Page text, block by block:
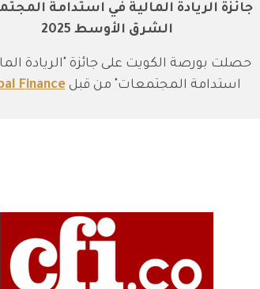
جائزة الريادة المالية في استدامة
الشرق الأوسط 2025
حصلت بورصة الكويت على جائزة "الريادة
استدامة المجتمعات" من قبلFinance